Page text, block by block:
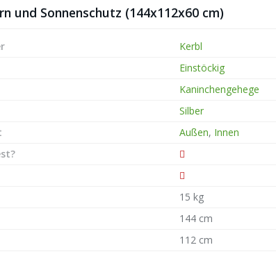
und Sonnenschutz (144x112x60 cm)
Kerbl
Einstöckig
Kaninchengehege
Silber
Außen, Innen
15 kg
144 cm
112 cm